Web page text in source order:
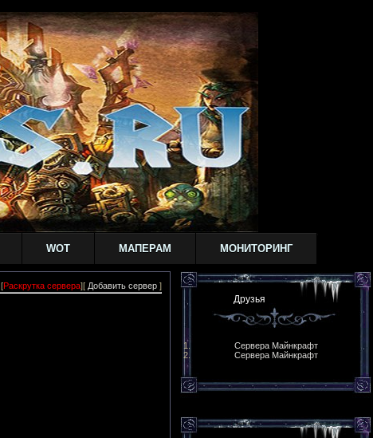
WOT МАПЕРАМ МОНИТОРИНГ
[Раскрутка сервера][ Добавить сервер ]
Друзья
Сервера Майнкрафт
Сервера Майнкрафт